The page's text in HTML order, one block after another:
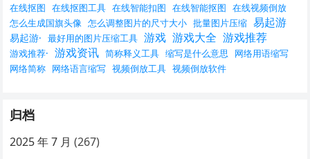
在线抠图 在线抠图工具 在线智能扣图 在线智能抠图 在线视频倒放
怎么生成国旗头像 怎么调整图片的尺寸大小 批量图片压缩 易起游
易起游· 最好用的图片压缩工具 游戏 游戏大全 游戏推荐
游戏推荐· 游戏资讯 简称释义工具 缩写是什么意思
网络用语缩写
网络简称 网络语言缩写 视频倒放工具 视频倒放软件
归档
2025 年 7 月 (267)